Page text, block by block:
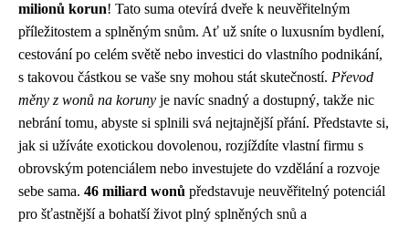
milionů korun! Tato suma otevírá dveře k neuvěřitelným
příležitostem a splněným snům. Ať už sníte o luxusním bydlení,
cestování po celém světě nebo investici do vlastního podnikání,
s takovou částkou se vaše sny mohou stát skutečností. Převod
měny z wonů na koruny je navíc snadný a dostupný, takže nic
nebrání tomu, abyste si splnili svá nejtajnější přání. Představte si,
jak si užíváte exotickou dovolenou, rozjíždíte vlastní firmu s
obrovským potenciálem nebo investujete do vzdělání a rozvoje
sebe sama. 46 miliard wonů představuje neuvěřitelný potenciál
pro šťastnější a bohatší život plný splněných snů a